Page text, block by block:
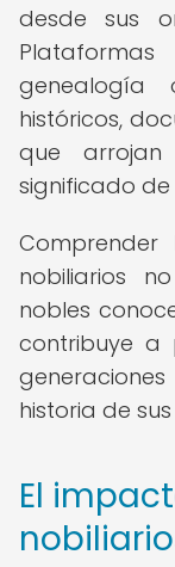
desde sus
genealogía
históricos,
que
significado de
nobiliarios
nobles
contribuye a
historia de
El